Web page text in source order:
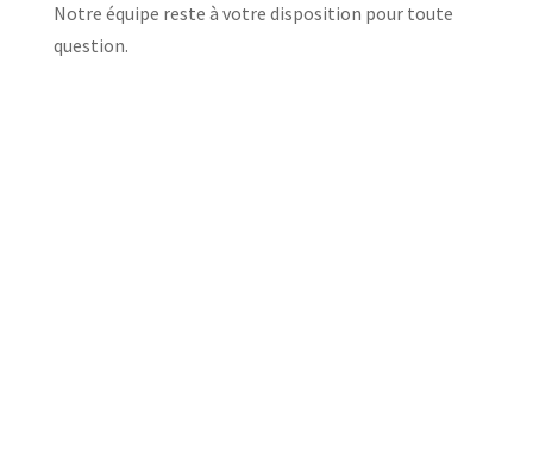
Notre équipe reste à votre disposition pour toute
question.